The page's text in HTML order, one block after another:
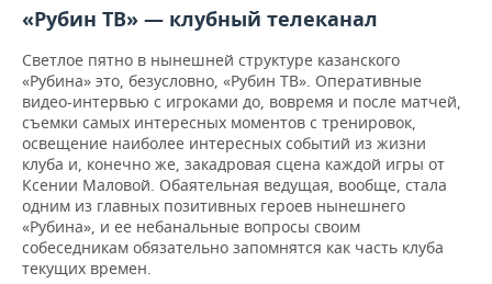
ЭНЕРГЕТИКА
ONLINE-КОНФЕРЕНЦИИ
ОТКРЫТАЯ ЛЕКЦИЯ
ХОККЕЙ
БАСКЕТБОЛ
ВОЛЕЙБОЛ
КИБЕРСПОРТ
ВЛАСТЬ
ИНФРАСТРУКТУРА
ИСТОРИЯ
КУЛЬТУРА
СЮЖЕТЫ
СПРАВОЧНИК
СПИСОК ПЕРСОН
СПИСОК КОМПАНИЙ
ПОЛНАЯ ВЕРСИЯ
«Рубин ТВ» — клубный телеканал
Светлое пятно в нынешней структуре казанского
«Рубина» это, безусловно, «Рубин ТВ». Оперативные
видео-интервью с игроками до, вовремя и после матчей,
съемки самых интересных моментов с тренировок,
освещение наиболее интересных событий из жизни
клуба и, конечно же, закадровая сцена каждой игры от
Ксении Маловой. Обаятельная ведущая, вообще, стала
одним из главных позитивных героев нынешнего
«Рубина», и ее небанальные вопросы своим
собеседникам обязательно запомнятся как часть клуба
текущих времен.